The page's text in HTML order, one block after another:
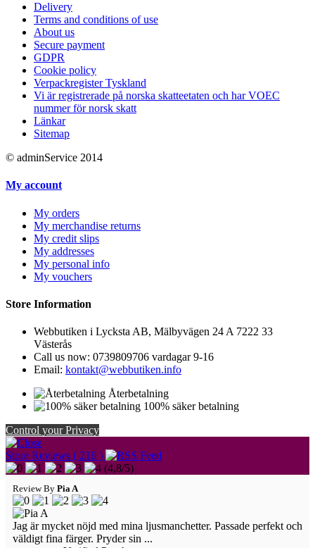
Delivery
Terms and conditions of use
About us
Secure payment
GDPR
Cookie policy
Verpackregister Tyskland
Vi är registrerade på norska skatteetaten och har VOEC
nummer för norsk skatt
Länkar
Sitemap
© adminService 2014
My account
My orders
My merchandise returns
My credit slips
My addresses
My personal info
My vouchers
Store Information
Webbutiken i Lycksta AB, Mälbyvägen 24 A 7222 33
Västerås
Call us now: 0739809706 vardagar 9-16
Email: kontakt@webbutiken.info
Återbetalning
100% säker betalning
Control your Privacy
Store Reviews ( 216 )
(4,8/5)
Review By Pia A
Jag är mycket nöjd med mina ljusmanchetter. Passade perfekt och
väldigt fina färger. Pryder sin ...